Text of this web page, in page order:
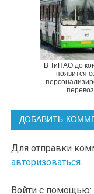
В ТиНАО до
появится
ДОБАВИТЬ
Для отправки
авторизоваться.
Войти с помощью: